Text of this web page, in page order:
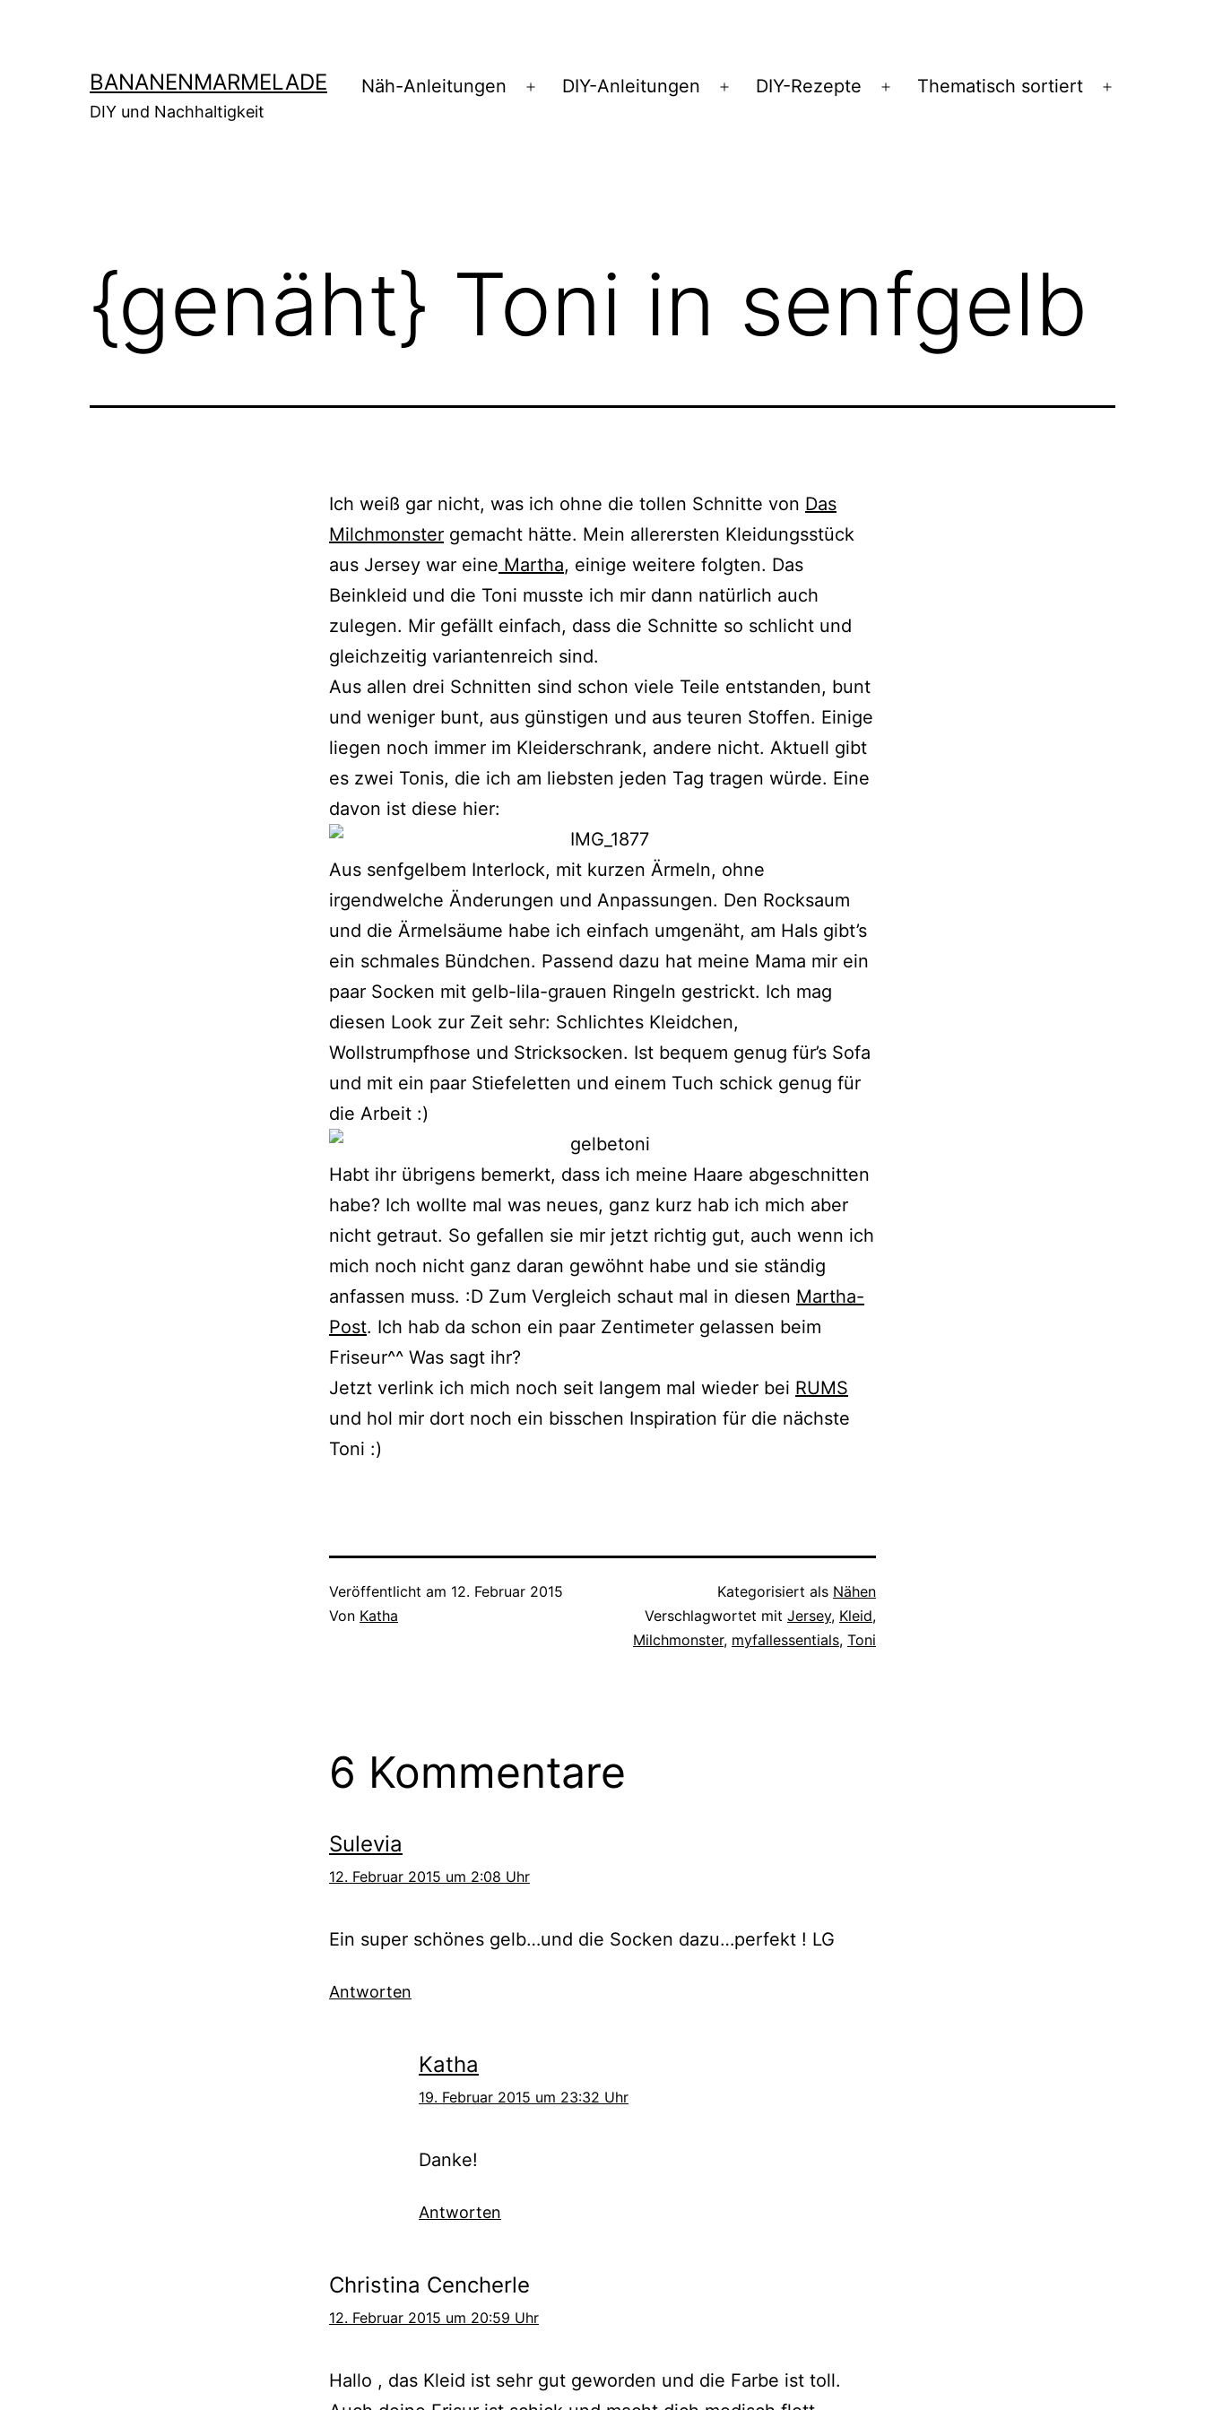
BANANENMARMELADE
DIY und Nachhaltigkeit
Näh-Anleitungen
Menü
DIY-Anleitungen
Menü
DIY-Rezepte
Menü
Thematisch sortiert
{genäht} Toni in senfgelb
Ich weiß gar nicht, was ich ohne die tollen Schnitte von Das
Milchmonster gemacht hätte. Mein allerersten Kleidungsstück
aus Jersey war eine Martha, einige weitere folgten. Das
Beinkleid und die Toni musste ich mir dann natürlich auch
zulegen. Mir gefällt einfach, dass die Schnitte so schlicht und
gleichzeitig variantenreich sind.
Aus allen drei Schnitten sind schon viele Teile entstanden, bunt
und weniger bunt, aus günstigen und aus teuren Stoffen. Einige
liegen noch immer im Kleiderschrank, andere nicht. Aktuell gibt
es zwei Tonis, die ich am liebsten jeden Tag tragen würde. Eine
davon ist diese hier:
Aus senfgelbem Interlock, mit kurzen Ärmeln, ohne
irgendwelche Änderungen und Anpassungen. Den Rocksaum
und die Ärmelsäume habe ich einfach umgenäht, am Hals gibt’s
ein schmales Bündchen. Passend dazu hat meine Mama mir ein
paar Socken mit gelb-lila-grauen Ringeln gestrickt. Ich mag
diesen Look zur Zeit sehr: Schlichtes Kleidchen,
Wollstrumpfhose und Stricksocken. Ist bequem genug für’s Sofa
und mit ein paar Stiefeletten und einem Tuch schick genug für
die Arbeit :)
Habt ihr übrigens bemerkt, dass ich meine Haare abgeschnitten
habe? Ich wollte mal was neues, ganz kurz hab ich mich aber
nicht getraut. So gefallen sie mir jetzt richtig gut, auch wenn ich
mich noch nicht ganz daran gewöhnt habe und sie ständig
anfassen muss. :D Zum Vergleich schaut mal in diesen Martha-
Post. Ich hab da schon ein paar Zentimeter gelassen beim
Friseur^^ Was sagt ihr?
Jetzt verlink ich mich noch seit langem mal wieder bei RUMS
und hol mir dort noch ein bisschen Inspiration für die nächste
Toni :)
Veröffentlicht am 12. Februar 2015
Von Katha
Kategorisiert als Nähen
Verschlagwortet mit Jersey, Kleid,
Milchmonster, myfallessentials, Toni
6 Kommentare
Sulevia
12. Februar 2015 um 2:08 Uhr
Ein super schönes gelb…und die Socken dazu…perfekt ! LG
Antworten
Katha
19. Februar 2015 um 23:32 Uhr
Danke!
Antworten
Christina Cencherle
12. Februar 2015 um 20:59 Uhr
Hallo , das Kleid ist sehr gut geworden und die Farbe ist toll.